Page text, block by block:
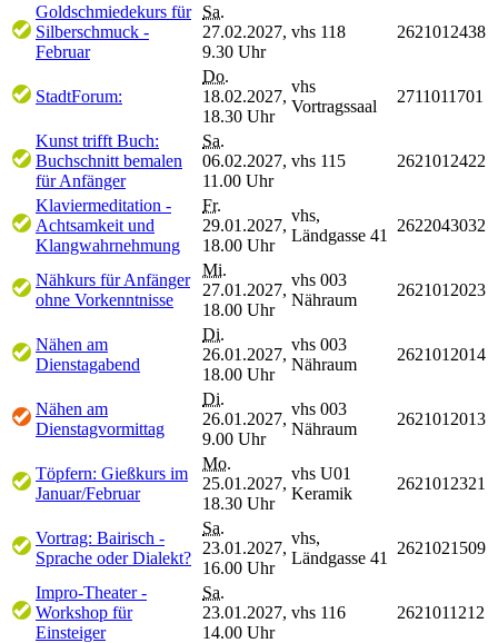
Goldschmiedekurs für
Silberschmuck -
Februar
Sa.
27.02.2027,
9.30 Uhr
vhs 118 2621012438
StadtForum:
Do.
18.02.2027,
18.30 Uhr
vhs
Vortragssaal
2711011701
Kunst trifft Buch:
Buchschnitt bemalen
für Anfänger
Sa.
06.02.2027,
11.00 Uhr
vhs 115 2621012422
Klaviermeditation -
Achtsamkeit und
Klangwahrnehmung
Fr.
29.01.2027,
18.00 Uhr
vhs,
Ländgasse 41
2622043032
Nähkurs für Anfänger
ohne Vorkenntnisse
Mi.
27.01.2027,
18.00 Uhr
vhs 003
Nähraum
2621012023
Nähen am
Dienstagabend
Di.
26.01.2027,
18.00 Uhr
vhs 003
Nähraum
2621012014
Nähen am
Dienstagvormittag
Di.
26.01.2027,
9.00 Uhr
vhs 003
Nähraum
2621012013
Töpfern: Gießkurs im
Januar/Februar
Mo.
25.01.2027,
18.30 Uhr
vhs U01
Keramik
2621012321
Vortrag: Bairisch -
Sprache oder Dialekt?
Sa.
23.01.2027,
16.00 Uhr
vhs,
Ländgasse 41
2621021509
Impro-Theater -
Workshop für
Einsteiger
Sa.
23.01.2027,
14.00 Uhr
vhs 116 2621011212